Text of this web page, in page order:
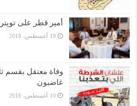
أمير قطر على
19 أغسطس، 2018
وفاة معتقل بقسم
غاضبون
10 أغسطس، 2016